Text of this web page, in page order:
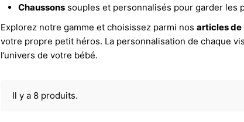
Chaussonssouples et personnalisés pour garder les
Explorez notre gamme et choisissez parmi nos articles de
votre propre petit héros. La personnalisation de chaque
l’univers de votre bébé.
Il y a 8 produits.